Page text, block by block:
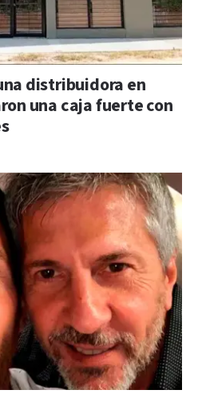
distribuidora en
una caja fuerte con